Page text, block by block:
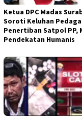
Ketua DPC Madas
Soroti Keluhan
Penertiban Satpol PP,
Pendekatan Humanis